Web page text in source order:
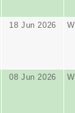
18 Jun 2026
08 Jun 2026